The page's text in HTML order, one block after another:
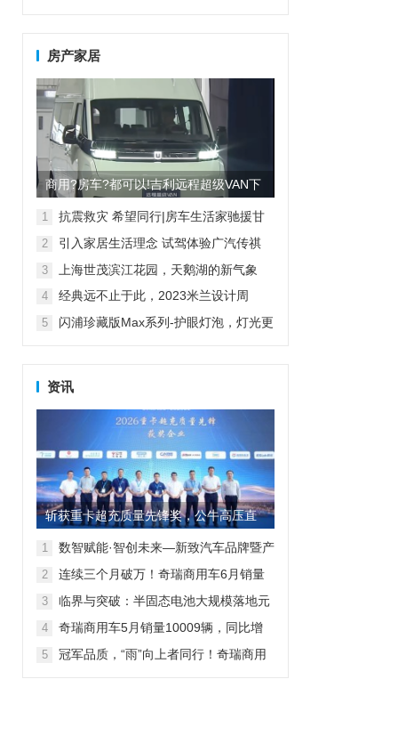
房产家居
商用?房车?都可以!吉利远程超级VAN下
线 明年上半年量产
1
抗震救灾 希望同行|房车生活家驰援甘
2
引入家居生活理念 试驾体验广汽传祺
3 上海世茂滨江花园，天鹅湖的新气象
4
经典远不止于此，2023米兰设计周
5
闪浦珍藏版Max系列-护眼灯泡，灯光更
资讯
斩获重卡超充质量先锋奖，公牛高压直
挂引领兆瓦超充技术新趋势
1
数智赋能·智创未来—新致汽车品牌暨产
2
连续三个月破万！奇瑞商用车6月销量
长146%
3
临界与突破：半固态电池大规模落地元
4
奇瑞商用车5月销量10009辆，同比增
5
冠军品质，“雨”向上者同行！奇瑞商用